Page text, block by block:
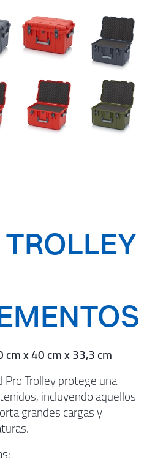
x 40 cm x 33,3 cm
Trolley protege una
incluyendo aquellos
grandes cargas y